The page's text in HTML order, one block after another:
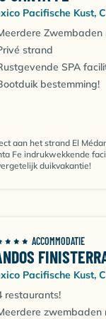
de duiker met
je het
José del Cabo
van
uitvalsbasis.
tref je de
leuke
witte
land te
niet duiken?
Pacifische Kust,
strand
SPA
bestemming!
aan het strand El
Fe indrukwekkende
duikvakantie!
ACCOMMODATIE
Pacifische Kust,
restaurants!
zwembaden